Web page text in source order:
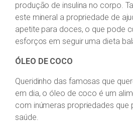
produção de insulina no corpo.
este mineral a propriedade de
apetite para doces, o que pode
esforços em seguir uma dieta
ÓLEO DE COCO
Queridinho das famosas que
em dia, o óleo de coco é um
com inúmeras propriedades que
saúde.